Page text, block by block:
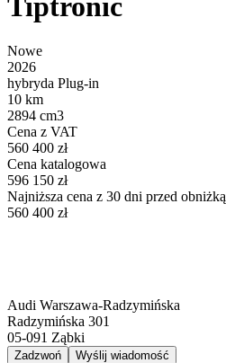
Tiptronic
Nowe
2026
hybryda Plug-in
10 km
2894 cm3
Cena z VAT
560 400 zł
Cena katalogowa
596 150 zł
Najniższa cena z 30 dni przed obniżką
560 400 zł
Audi Warszawa-Radzymińska
Radzymińska 301
05-091 Ząbki
Zadzwoń
Wyślij wiadomość